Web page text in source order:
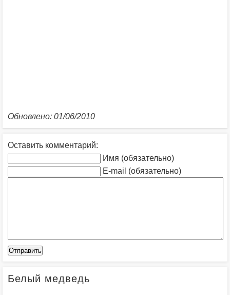
Обновлено: 01/06/2010
Оставить комментарий:
Имя (обязательно)
E-mail (обязательно)
Белый медведь